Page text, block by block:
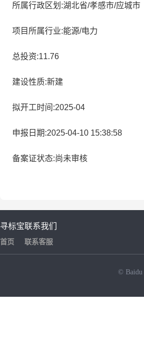
所属行政区划:湖北省/孝感市/应城市
项目所属行业:能源/电力
总投资:11.76
建设性质:新建
拟开工时间:2025-04
申报日期:2025-04-10 15:38:58
备案证状态:尚未审核
寻标宝
首页
联系我们
联系客服
© Baidu